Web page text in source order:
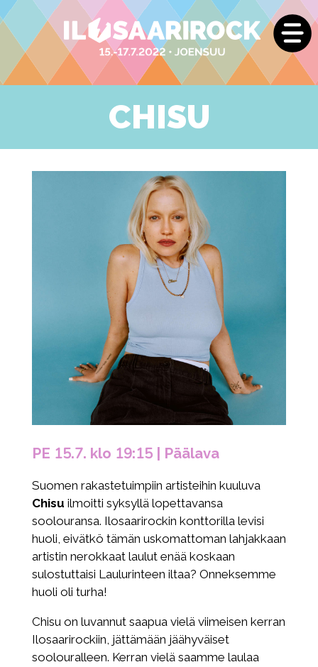
CHISU
PE 15.7. klo 19:15 | Päälava
Suomen rakastetuimpiin artisteihin kuuluva
Chisu ilmoitti syksyllä lopettavansa
soolouransa. Ilosaarirockin konttorilla levisi
huoli, eivätkö tämän uskomattoman lahjakkaan
artistin nerokkaat laulut enää koskaan
sulostuttaisi Laulurinteen iltaa? Onneksemme
huoli oli turha!
Chisu on luvannut saapua vielä viimeisen kerran
Ilosaarirockiin, jättämään jäähyväiset
soolouralleen. Kerran vielä saamme laulaa